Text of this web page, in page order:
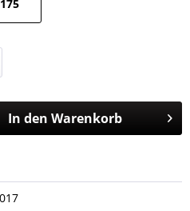
175
In den Warenkorb